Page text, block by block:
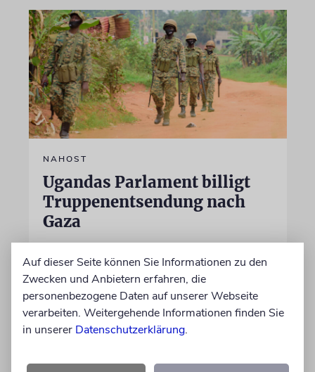
NAHOST
Ugandas Parlament billigt
Truppenentsendung nach
Gaza
Auf US-Anfrage soll sich ein Kontingent der
ugandischen Armee der geplanten
internationalen Stabilisierungstruppe
anschließen. In Afrika zählt das Land zu den
größten Truppenstellern für
Friedensmissionen
Auf dieser Seite können Sie Informationen zu den
Zwecken und Anbietern erfahren, die
personenbezogene Daten auf unserer Webseite
verarbeiten. Weitergehende Informationen finden Sie
in unserer Datenschutzerklärung.